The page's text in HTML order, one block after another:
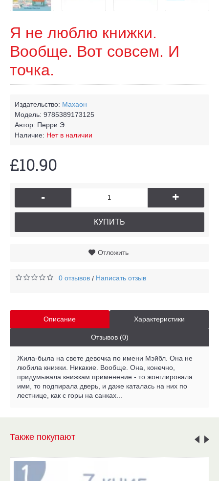
Я не люблю книжки.
Вообще. Вот совсем. И
точка.
Издательство: Махаон
Модель: 9785389173125
Автор: Перри Э.
Наличие: Нет в наличии
£10.90
- +
КУПИТЬ
Отложить
0 отзывов / Написать отзыв
Описание Характеристики
Отзывов (0)
Жила-была на свете девочка по имени Мэйбл. Она не
любила книжки. Никакие. Вообще. Она, конечно,
придумывала книжкам применение - то жонглировала
ими, то подпирала дверь, и даже каталась на них по
лестнице, как с горы на санках...
Также покупают